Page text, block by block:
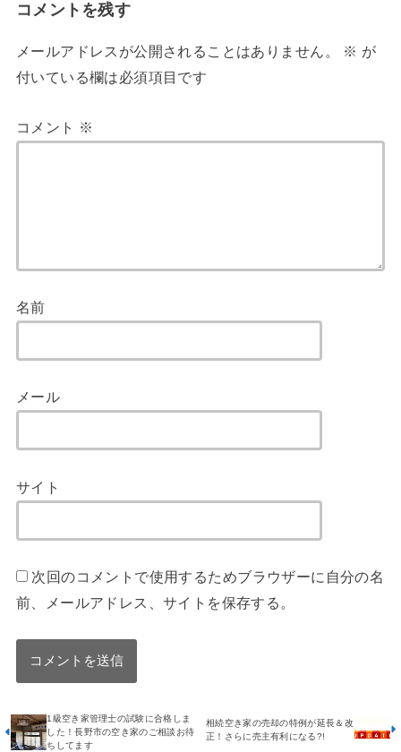
コメントを残す
メールアドレスが公開されることはありません。 ※ が
付いている欄は必須項目です
コメント ※
名前
メール
サイト
次回のコメントで使用するためブラウザーに自分の名
前、メールアドレス、サイトを保存する。
1級空き家管理士の試験に合格しま
した！長野市の空き家のご相談お待
ちしてます
相続空き家の売却の特例が延長＆改
正！さらに売主有利になる?!